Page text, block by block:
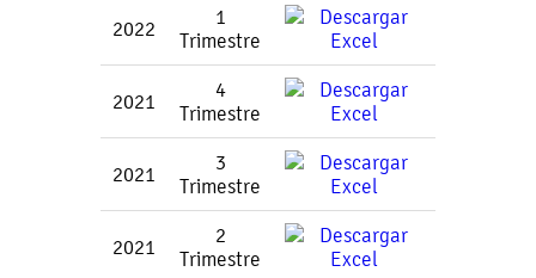
2022
1
Trimestre
2021
4
Trimestre
2021
3
Trimestre
2021
2
Trimestre